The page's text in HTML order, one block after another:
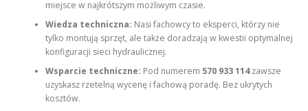
miejsce w najkrótszym możliwym czasie.
Wiedza techniczna: Nasi fachowcy to eksperci, którzy nie
tylko montują sprzęt, ale także doradzają w kwestii optymalnej
konfiguracji sieci hydraulicznej.
Wsparcie techniczne: Pod numerem 570 933 114zawsze
uzyskasz rzetelną wycenę i fachową poradę. Bez ukrytych
kosztów.